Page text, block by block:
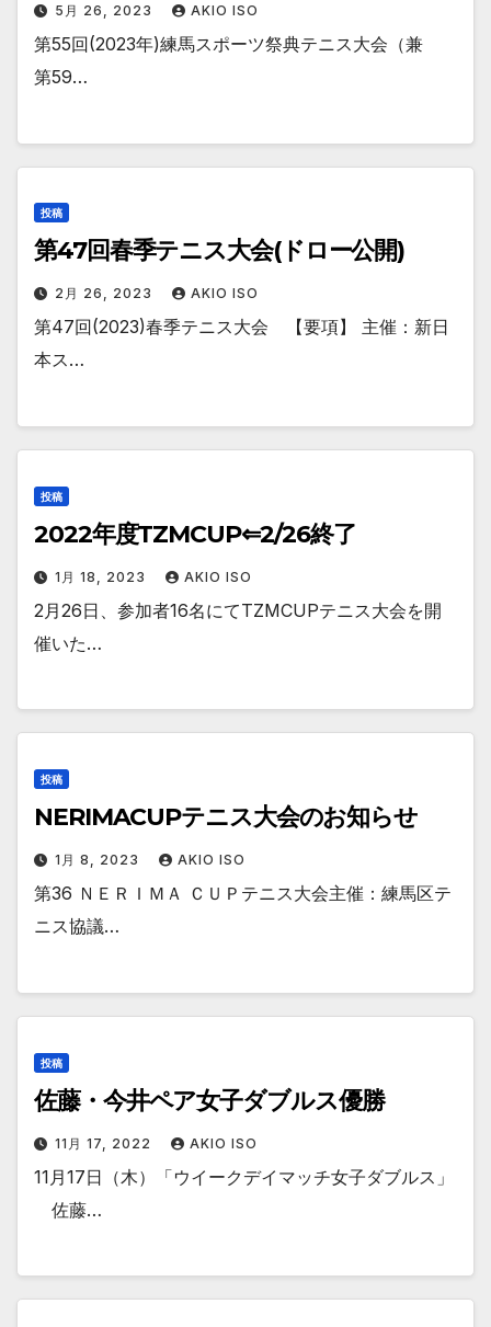
5月 26, 2023 AKIO ISO
第55回(2023年)練馬スポーツ祭典テニス大会（兼
第59…
投稿
第47回春季テニス大会(ドロー公開)
2月 26, 2023 AKIO ISO
第47回(2023)春季テニス大会 【要項】 主催：新日
本ス…
投稿
2022年度TZMCUP⇐2/26終了
1月 18, 2023 AKIO ISO
2月26日、参加者16名にてTZMCUPテニス大会を開
催いた…
投稿
NERIMACUPテニス大会のお知らせ
1月 8, 2023 AKIO ISO
第36 ＮＥＲＩＭＡ ＣＵＰテニス大会主催：練馬区テ
ニス協議…
投稿
佐藤・今井ペア女子ダブルス優勝
11月 17, 2022 AKIO ISO
11月17日（木）「ウイークデイマッチ女子ダブルス」
佐藤…